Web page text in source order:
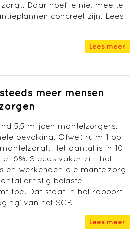
Daar hoef je niet mee te
concreet zijn. Lees
Lees meer
meer mensen
5,5 miljoen mantelzorgers.
bevolking. Ofwel: ruim 1 op
Het aantal is in 10
6%. Steeds vaker zijn het
en werkenden die mantelzorg
ernstig belaste
toe. Dat staat in het rapport
van het SCP.
Lees meer